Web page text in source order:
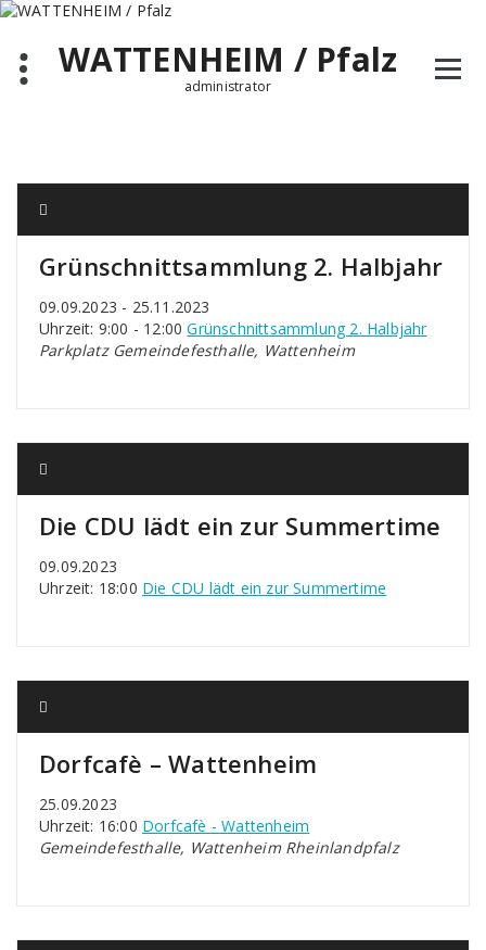
Zum
springenWATTENHEIM / Pfalz
administrator
Grünschnittsammlung 2. Halbjahr
09.09.2023 - 25.11.2023
Uhrzeit: 9:00 - 12:00Grünschnittsammlung 2. Halbjahr
Parkplatz Gemeindefesthalle, Wattenheim
Die CDU lädt ein zur Summertime
09.09.2023
Uhrzeit: 18:00 Die CDU lädt ein zur Summertime
Dorfcafè – Wattenheim
25.09.2023
Uhrzeit: 16:00 Dorfcafè - Wattenheim
Gemeindefesthalle, Wattenheim Rheinlandpfalz